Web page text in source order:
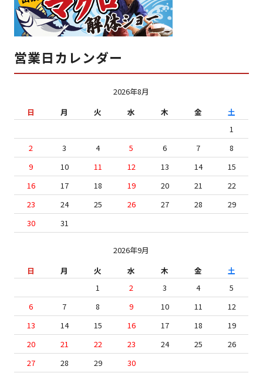
営業日カレンダー
2026年8月
日
月 火 水 木 金
土
1
2
3 4 5 6 7
8
9
10 11 12 13 14
15
16
17 18 19 20 21
22
23
24 25 26 27 28
29
30
31
2026年9月
日
月 火 水 木 金
土
1
2 3 4
5
6
7 8 9 10 11
12
13
14 15 16 17 18
19
20
21 22 23 24 25
26
27
28 29 30